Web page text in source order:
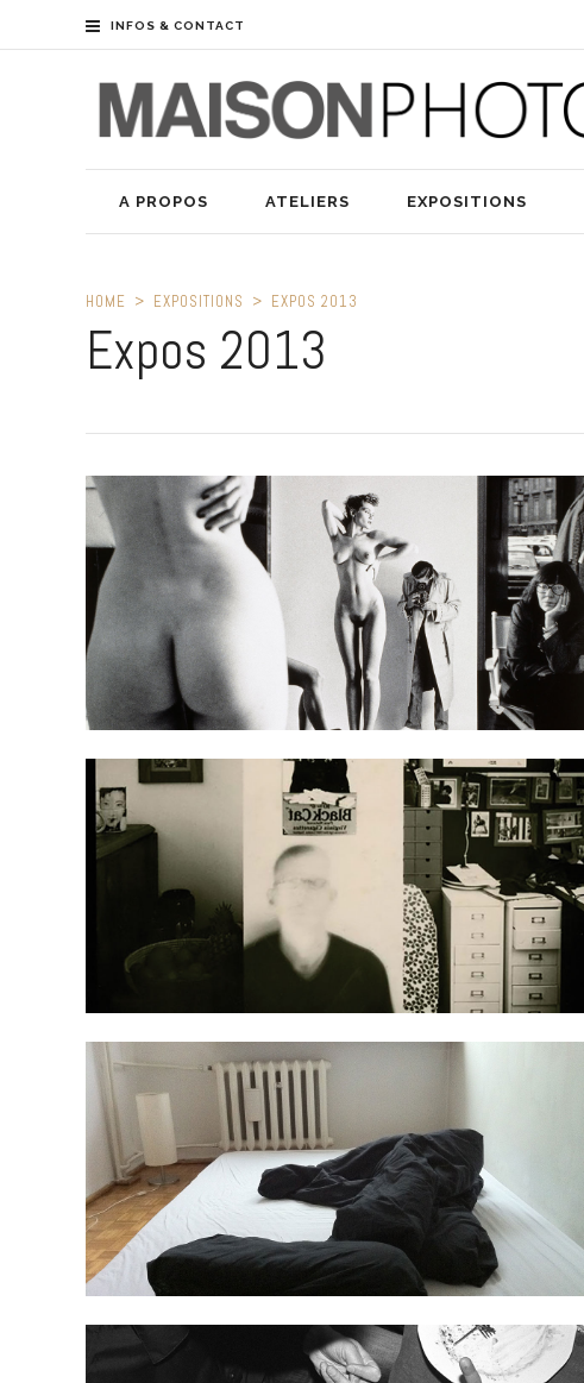
INFOS & CONTACT
A PROPOS ATELIERS EXPOSITIONS
HOME EXPOSITIONS EXPOS 2013
Expos 2013